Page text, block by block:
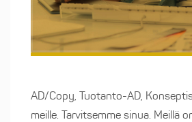
AD/Copy, Tuotanto-AD,
meille. Tarvitsemme sinua. Meillä